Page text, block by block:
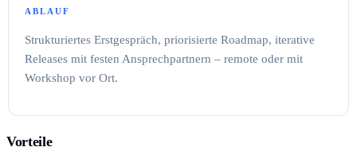
ABLAUF
Strukturiertes Erstgespräch, priorisierte Roadmap, iterative
Releases mit festen Ansprechpartnern – remote oder mit
Workshop vor Ort.
Vorteile